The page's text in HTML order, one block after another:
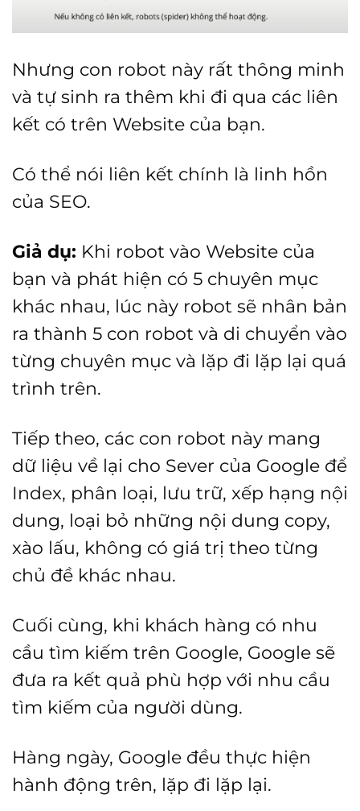
Nhưng con robot này rất thông minh
và tự sinh ra thêm khi đi qua các liên
kết có trên Website của bạn.
Có thể nói liên kết chính là linh hồn
của SEO.
Giả dụ: Khi robot vào Website của
bạn và phát hiện có 5 chuyên mục
khác nhau, lúc này robot sẽ nhân bản
ra thành 5 con robot và di chuyển vào
từng chuyên mục và lặp đi lặp lại quá
trình trên.
Tiếp theo, các con robot này mang
dữ liệu về lại cho Sever của Google để
Index, phân loại, lưu trữ, xếp hạng nội
dung, loại bỏ những nội dung copy,
xào lấu, không có giá trị theo từng
chủ đề khác nhau.
Cuối cùng, khi khách hàng có nhu
cầu tìm kiếm trên Google, Google sẽ
đưa ra kết quả phù hợp với nhu cầu
tìm kiếm của người dùng.
Hàng ngày, Google đều thực hiện
hành động trên, lặp đi lặp lại.